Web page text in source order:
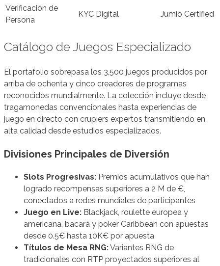
Verificación de
Persona
KYC Digital Jumio Certified
Catálogo de Juegos Especializado
El portafolio sobrepasa los 3,500 juegos producidos por
arriba de ochenta y cinco creadores de programas
reconocidos mundialmente. La colección incluye desde
tragamonedas convencionales hasta experiencias de
juego en directo con crupiers expertos transmitiendo en
alta calidad desde estudios especializados.
Divisiones Principales de Diversión
Slots Progresivas: Premios acumulativos que han
logrado recompensas superiores a 2 M de €,
conectados a redes mundiales de participantes
Juego en Live: Blackjack, roulette europea y
americana, bacará y poker Caribbean con apuestas
desde 0.5€ hasta 10K€ por apuesta
Títulos de Mesa RNG:Variantes RNG de
tradicionales con RTP proyectados superiores al